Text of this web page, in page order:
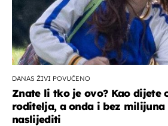
DANAS ŽIVI POVUČENO
Znate li tko je ovo? Kao dijete
roditelja, a onda i bez
naslijediti